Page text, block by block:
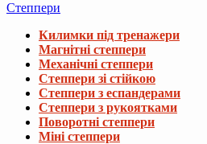
Степпери
Килимки під тренажери
Магнітні степпери
Механічні степпери
Степпери зі стійкою
Степпери з еспандерами
Степпери з рукоятками
Поворотні степпери
Міні степпери